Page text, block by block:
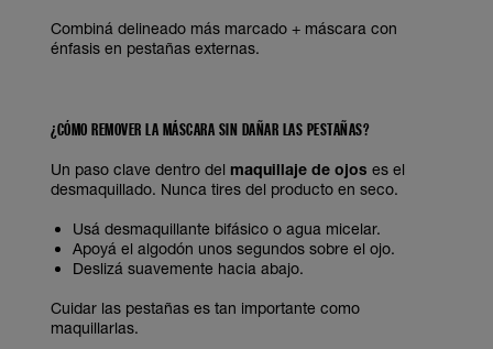
Combiná delineado más marcado + máscara con
énfasis en pestañas externas.
¿CÓMO REMOVER LA MÁSCARA SIN DAÑAR LAS PESTAÑAS?
Un paso clave dentro del maquillaje de ojos es el
desmaquillado. Nunca tires del producto en seco.
Usá desmaquillante bifásico o agua micelar.
Apoyá el algodón unos segundos sobre el ojo.
Deslizá suavemente hacia abajo.
Cuidar las pestañas es tan importante como
maquillarlas.